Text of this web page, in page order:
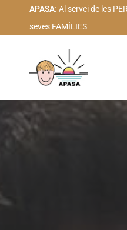
APASA: Al servei de les
seves FAMÍLIES